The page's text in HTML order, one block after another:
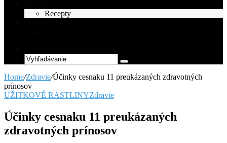
Recepty
Article
Vyhľadávanie
Home/Zdravie/Účinky cesnaku 11 preukázaných zdravotných
prínosov
UŽITKOVÉ RASTLINYZdravie
Účinky cesnaku 11 preukázaných
zdravotných prínosov